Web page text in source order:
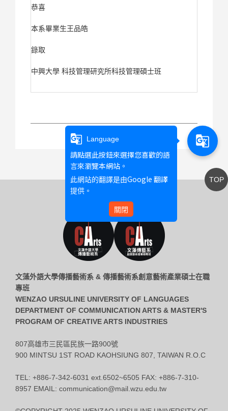
恭喜
本系畢業生王品皓
錄取
中興大學 科技管理研究所科技管理碩士班
文藻外語大學傳播藝術系 & 傳播藝術系創意藝術產業碩士在職
專班
WENZAO URSULINE UNIVERSITY OF LANGUAGES
DEPARTMENT OF COMMUNICATION ARTS & MASTER'S
PROGRAM OF CREATIVE ARTS INDUSTRIES
807高雄市三民區民族一路900號
900 MINTSU 1ST ROAD KAOHSIUNG 807, TAIWAN R.O.C
TEL: +886-7-342-6031 ext.6502~6505 FAX: +886-7-310-
8957 EMAIL: communication@mail.wzu.edu.tw
TOP
g_translate Language
請點選此按鈕來選擇您喜歡的語
言來瀏覽本網站。
此網站的翻譯是由Google 翻譯
提供。
關閉
g_translate